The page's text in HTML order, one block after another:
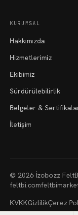
KURUMSAL
Hakkımızda
Hizmetlerimiz
Ekibimiz
Sürdürülebilirlik
Belgeler &
İletişim
© 2026 İzobozz
feltbi.com
KVKKGizlilikÇerez